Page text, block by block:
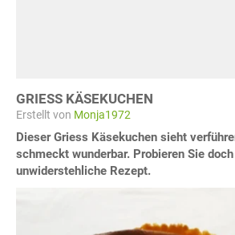
GRIESS KÄSEKUCHEN
Erstellt von Monja1972
Dieser Griess Käsekuchen sieht
schmeckt wunderbar. Probieren Sie
unwiderstehliche Rezept.